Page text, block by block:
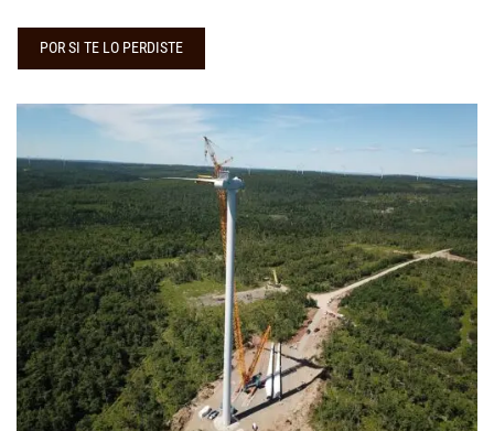
POR SI TE LO PERDISTE